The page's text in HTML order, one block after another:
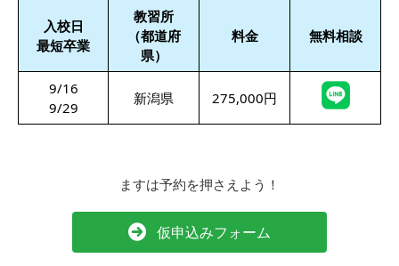
入校日
最短卒業
教習所
（都道府
県）
料金 無料相談
9/16
9/29
新潟県 275,000円
ますは予約を押さえよう！
仮申込みフォーム